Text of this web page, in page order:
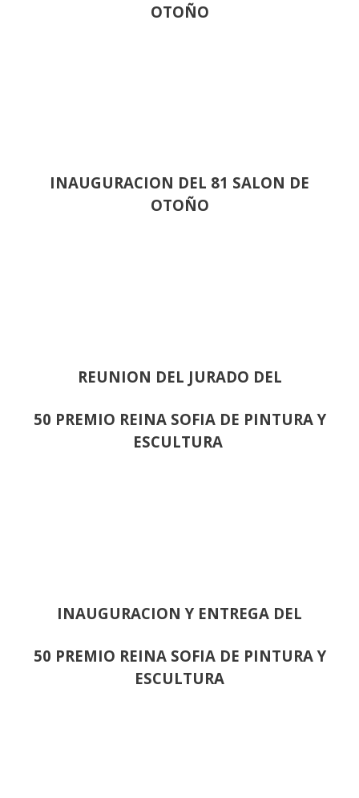
OTOÑO
INAUGURACION DEL 81 SALON DE
OTOÑO
REUNION DEL JURADO DEL
50 PREMIO REINA SOFIA DE PINTURA Y
ESCULTURA
INAUGURACION Y ENTREGA DEL
50 PREMIO REINA SOFIA DE PINTURA Y
ESCULTURA